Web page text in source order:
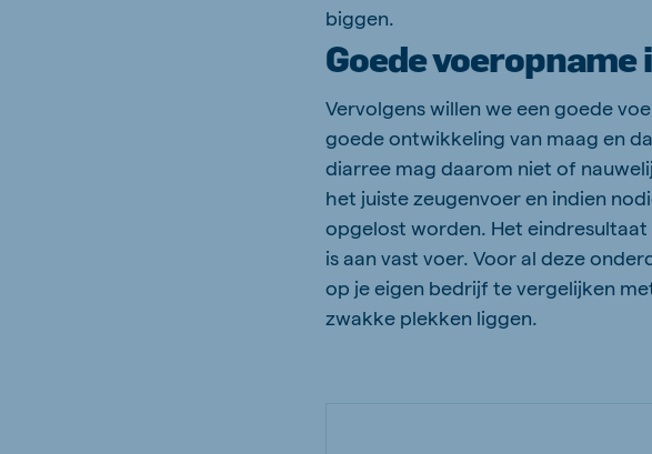
biggen.
Goede
Vervolgens willen we een goede
goede ontwikkeling van maag en
diarree mag daarom niet of
het juiste zeugenvoer en indien
opgelost worden. Het
is aan vast voer. Voor al deze
op je eigen bedrijf te vergelijken
zwakke plekken liggen.